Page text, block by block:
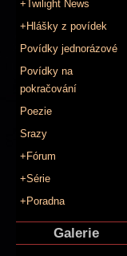
+Twilight News
+Hlášky z povídek
Povídky jednorázové
Povídky na
pokračování
Poezie
Srazy
+Fórum
+Série
+Poradna
Galerie